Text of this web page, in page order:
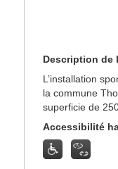
Description de
L’installation
la commune
superficie de
Accessibilité